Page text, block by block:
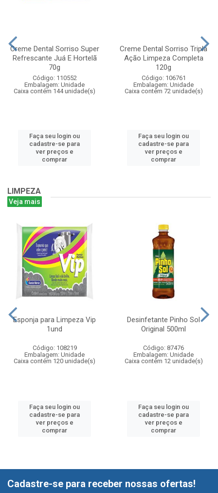
Creme Dental Sorriso Super
Refrescante Juá E Hortelã
70g
Código: 110552
Embalagem: Unidade
Caixa contém 144 unidade(s)
Faça seu login ou
cadastre-se para
ver preços e
comprar
Creme Dental Sorriso Tripla
Ação Limpeza Completa
120g
Código: 106761
Embalagem: Unidade
Caixa contém 72 unidade(s)
Faça seu login ou
cadastre-se para
ver preços e
comprar
LIMPEZA
Veja mais
Esponja para Limpeza Vip
1und
Código: 108219
Embalagem: Unidade
Caixa contém 120 unidade(s)
Faça seu login ou
cadastre-se para
ver preços e
comprar
Desinfetante Pinho Sol
Original 500ml
Código: 87476
Embalagem: Unidade
Caixa contém 12 unidade(s)
Faça seu login ou
cadastre-se para
ver preços e
comprar
Cadastre-se para receber nossas ofertas!